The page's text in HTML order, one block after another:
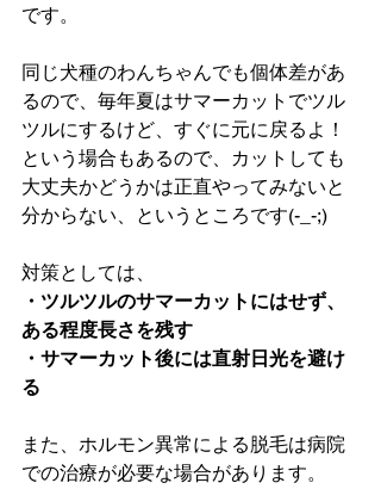
です。
同じ犬種のわんちゃんでも個体差があ
るので、毎年夏はサマーカットでツル
ツルにするけど、すぐに元に戻るよ！
という場合もあるので、カットしても
大丈夫かどうかは正直やってみないと
分からない、というところです(-_-;)
対策としては、
・ツルツルのサマーカットにはせず、
ある程度長さを残す
・サマーカット後には直射日光を避け
る
また、ホルモン異常による脱毛は病院
での治療が必要な場合があります。